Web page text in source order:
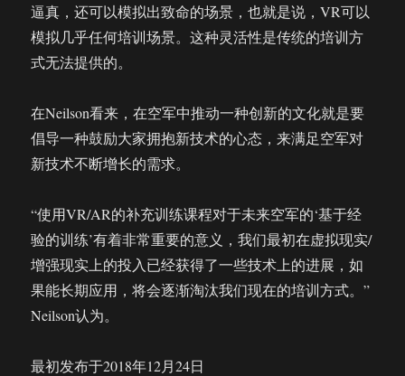
逼真，还可以模拟出致命的场景，也就是说，VR可以
模拟几乎任何培训场景。这种灵活性是传统的培训方
式无法提供的。
在Neilson看来，在空军中推动一种创新的文化就是要
倡导一种鼓励大家拥抱新技术的心态，来满足空军对
新技术不断增长的需求。
“使用VR/AR的补充训练课程对于未来空军的‘基于经
验的训练’有着非常重要的意义，我们最初在虚拟现实/
增强现实上的投入已经获得了一些技术上的进展，如
果能长期应用，将会逐渐淘汰我们现在的培训方式。”
Neilson认为。
最初发布于2018年12月24日